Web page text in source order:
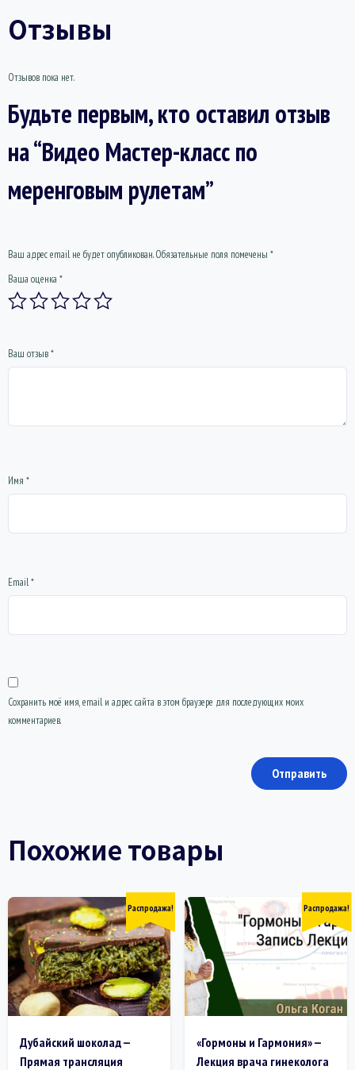
Отзывы
Отзывов пока нет.
Будьте первым, кто оставил отзыв
на “Видео Мастер-класс по
меренговым рулетам”
Ваш адрес email не будет опубликован. Обязательные поля помечены *
Ваша оценка *
Ваш отзыв*
Имя *
Email*
Сохранить моё имя, email и адрес сайта в этом браузере для последующих моих
комментариев.
Похожие товары
Распродажа!
Дубайский шоколад —
Прямая трансляция
Распродажа!
«Гормоны и Гармония» —
Лекция врача гинеколога